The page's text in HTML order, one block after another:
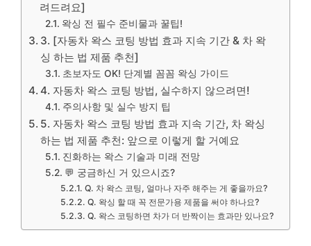
려드려요]
왁싱 전 필수 준비물과 꿀팁!
3. [자동차 왁스 코팅 방법 효과 지속 기간 & 차 왁
싱 하는 법 제품 추천]
초보자도 OK! 단계별 꼼꼼 왁싱 가이드
4. 자동차 왁스 코팅 방법, 실수하지 않으려면!
주의사항 및 실수 방지 팁
5. 자동차 왁스 코팅 방법 효과 지속 기간, 차 왁싱
하는 법 제품 추천: 앞으로 이렇게 할 거예요
진화하는 왁스 기술과 미래 전망
💬 궁금하신 거 있으시죠?
Q. 차 왁스 코팅, 얼마나 자주 해주는 게 좋을까요?
Q. 왁싱 할 때 꼭 전문가용 제품을 써야 하나요?
Q. 왁스 코팅하면 차가 더 반짝이는 효과만 있나요?